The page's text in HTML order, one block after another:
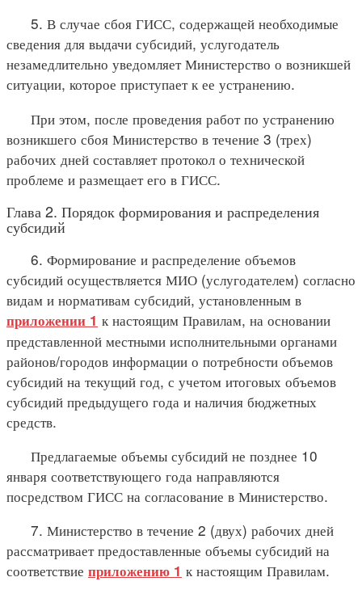
5. В случае сбоя ГИСС, содержащей необходимые
сведения для выдачи субсидий, услугодатель
незамедлительно уведомляет Министерство о возникшей
ситуации, которое приступает к ее устранению.
При этом, после проведения работ по устранению
возникшего сбоя Министерство в течение 3 (трех)
рабочих дней составляет протокол о технической
проблеме и размещает его в ГИСС.
Глава 2. Порядок формирования и распределения
субсидий
6. Формирование и распределение объемов
субсидий осуществляется МИО (услугодателем) согласно
видам и нормативам субсидий, установленным в
приложении 1 к настоящим Правилам, на основании
представленной местными исполнительными органами
районов/городов информации о потребности объемов
субсидий на текущий год, с учетом итоговых объемов
субсидий предыдущего года и наличия бюджетных
средств.
Предлагаемые объемы субсидий не позднее 10
января соответствующего года направляются
посредством ГИСС на согласование в Министерство.
7. Министерство в течение 2 (двух) рабочих дней
рассматривает предоставленные объемы субсидий на
соответствие приложению 1 к настоящим Правилам.